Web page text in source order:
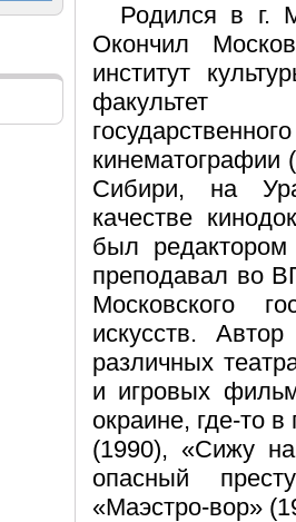
Родился в г.
Окончил
институт
кинематографии
Сибири, на
качестве
был
преподавал во
Московского
искусств.
различных
и игровых
окраине, где-то
(1990), «Сижу
опасный
«Маэстро-вор»